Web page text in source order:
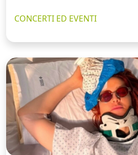
CONCERTI ED EVENTI